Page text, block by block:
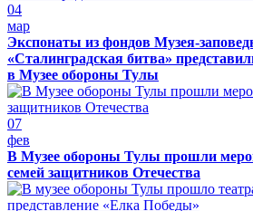
04
мар
Экспонаты из фондов Музея-
«Сталинградская битва»
в Музее обороны Тулы
07
фев
В Музее обороны Тулы прошли
семей защитников Отечества